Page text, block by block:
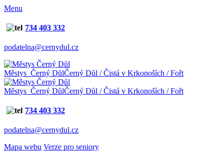
Menu
734 403 332
podatelna@cernydul.cz
Městys Černý DůlČerný Důl / Čistá v Krkonoších / Fořt
Městys Černý DůlČerný Důl / Čistá v Krkonoších / Fořt
734 403 332
podatelna@cernydul.cz
Mapa webu Verze pro seniory